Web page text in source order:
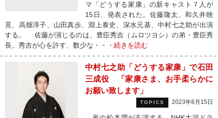
マ「どうする家康」の新キャスト７人が
15日、発表された。佐藤隆太、和久井映
見、高畑淳子、山田真歩、淵上泰史、深水元基、中村七之助が出演
する。 佐藤が演じるのは、豊臣秀吉（ムロツヨシ）の弟・豊臣秀
長。秀吉が心を許す、数少な・・・ 続きを読む
中村七之助「どうする家康」で石田
三成役 「家康さま、お手柔らかに
お願い致します」
TOPICS 2023年6月15日